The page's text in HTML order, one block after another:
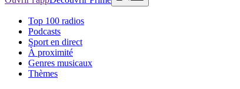
Top 100 radios
Podcasts
Sport en direct
À proximité
Genres musicaux
Thèmes